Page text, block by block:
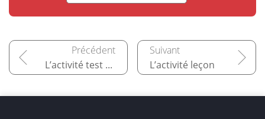
L’activité test - Autres types de questions L’activité leçon